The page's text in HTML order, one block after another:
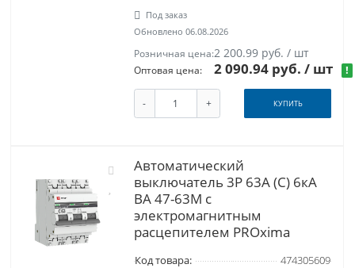
Под заказ
Обновлено 06.08.2026
Розничная цена:2 200.99 руб. / шт
Оптовая цена: 2 090.94 руб./ шт !
- + КУПИТЬ
Автоматический
выключатель 3P 63А (C) 6кА
ВА 47-63M c
электромагнитным
расцепителем PROxima
Код товара:
474305609